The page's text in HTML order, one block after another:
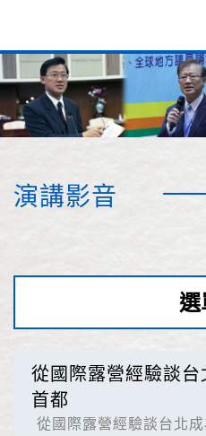
演講影音
選
從國際露營經驗談台
首都
從國際露營經驗談台北